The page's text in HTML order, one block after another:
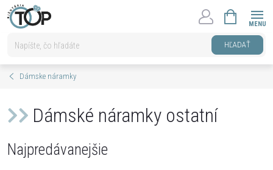
Prejsť
na
HĽADAŤ
KOŠÍK
Dámske náramky
Dámské náramky ostatní
Najpredávanejšie